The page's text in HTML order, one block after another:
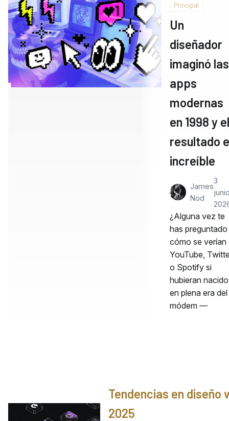
Principal
Un
diseñador
imaginó las
apps
modernas
en 1998 y el
resultado
increíble
James
Nod
3
¿Alguna vez te
has preguntado
cómo se verían
YouTube,
o Spotify si
hubieran nacido
en plena era del
módem —
Tendencias en diseño
2025